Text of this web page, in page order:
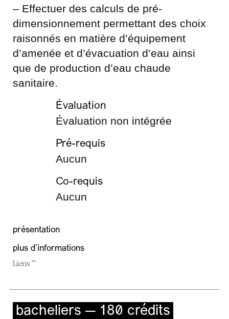
– Effectuer des calculs de pré-
dimensionnement permettant des choix
raisonnés en matière d’équipement
d’amenée et d’évacuation d’eau ainsi
que de production d’eau chaude
sanitaire.
Évaluation
Évaluation non intégrée
Pré-requis
Aucun
Co-requis
Aucun
présentation
plus d'informations
Liens ""
bacheliers — 180 crédits